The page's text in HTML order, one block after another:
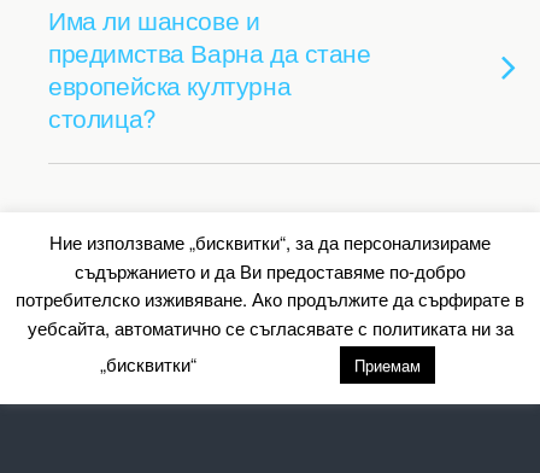
Има ли шансове и
предимства Варна да стане
европейска културна
столица?
Back to top
Mobile Desktop
All content Copyright Барометър.нет
Ние използваме „бисквитки“, за да персонализираме
съдържанието и да Ви предоставяме по-добро
потребителско изживяване. Ако продължите да сърфирате в
уебсайта, автоматично се съгласявате с политиката ни за
„бисквитки“
Приемам